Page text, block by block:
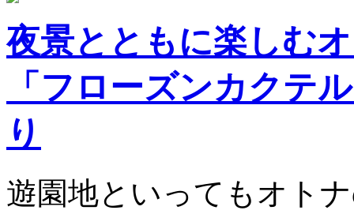
夜景とともに楽しむ
「フローズンカクテ
り
遊園地といってもオト